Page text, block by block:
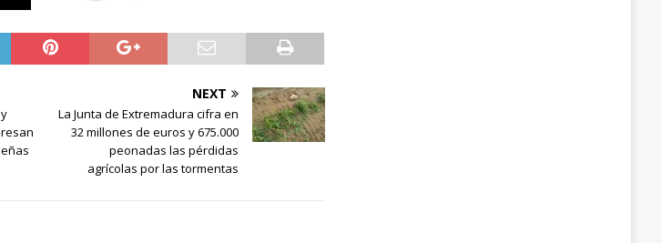
NEXT
La Junta de Extremadura cifra en
32 millones de euros y 675.000
peonadas las pérdidas
agrícolas por las tormentas